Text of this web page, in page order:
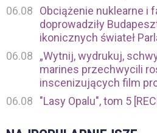
06.08
Obciążenie nuklearne i
doprowadziły
ikonicznych świateł
06.08
„Wytnij, wydrukuj,
marines przechwycili
inscenizujących film
06.08
"Lasy Opalu", tom 5